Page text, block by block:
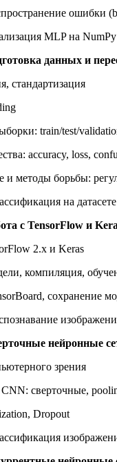
ошибки
MLP на
данных и
стандартизация
train/test/
accuracy, loss,
и методы борьбы:
на
с TensorFlow и
2.x и Keras
компиляция,
сохранение
нейронные
зрения
CNN: сверточные,
Dropout